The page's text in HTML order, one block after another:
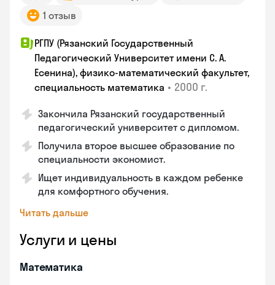
1 отзыв
РГПУ (Рязанский Государственный
Педагогический Университет имени С. А.
Есенина), физико-математический факультет,
специальность математика • 2000 г.
Закончилa Рязанский государственный
педагогический университет с дипломом.
Получила второе высшее образование по
специальности экономист.
Ищет индивидуальность в каждом ребенке
для комфортного обучения.
Читать дальше
Услуги и цены
Математика